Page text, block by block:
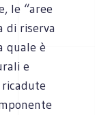
le “aree
di riserva
quale è
e